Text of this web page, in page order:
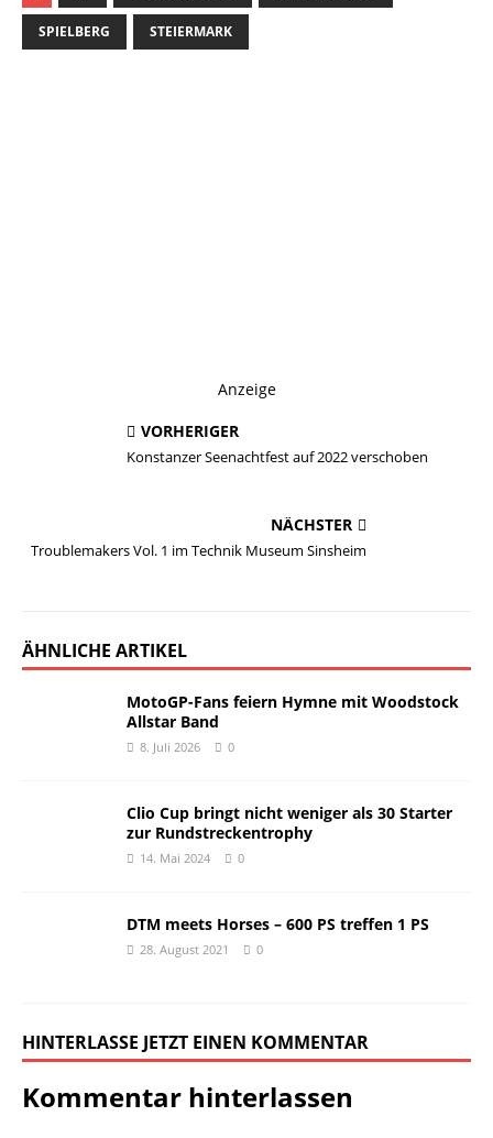
SPIELBERG STEIERMARK
Anzeige
VORHERIGER
Konstanzer Seenachtfest auf 2022 verschoben
NÄCHSTER
Troublemakers Vol. 1 im Technik Museum Sinsheim
ÄHNLICHE ARTIKEL
MotoGP-Fans feiern Hymne mit Woodstock
Allstar Band
8. Juli 2026 0
Clio Cup bringt nicht weniger als 30 Starter
zur Rundstreckentrophy
14. Mai 2024 0
DTM meets Horses – 600 PS treffen 1 PS
28. August 2021 0
HINTERLASSE JETZT EINEN KOMMENTAR
Kommentar hinterlassen